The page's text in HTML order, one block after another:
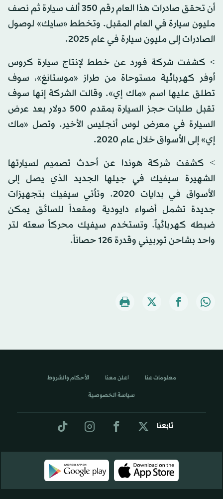
أن تحقق صادرات هذا العام رقم 350 ألف سيارة ثم نصف
مليون سيارة في العام المقبل. وتخطط «سايك» لوصول
الصادرات إلى مليون سيارة في عام 2025.
> كشفت شركة فورد عن خطط لإنتاج سيارة كروس
أوفر كهربائية مستوحاة من طراز «موستانغ»، سوف
تطلق عليها اسم «ماك إي». وقالت الشركة إنها سوف
تقبل طلبات حجز السيارة بمقدم 500 دولار بعد عرض
السيارة في معرض لوس أنجليس الأخير. وتصل «ماك
إي» إلى الأسواق خلال عام 2020.
> كشفت شركة هوندا عن أحدث تصميم لسيارتها
الشهيرة سيفيك في جيلها الجديد الذي يصل إلى
الأسواق في بدايات 2020. وتأتي سيفيك بتجهيزات
جديدة تشمل أضواء دايودية ومقعداً للسائق يمكن
ضبطه كهربائياً. وتستخدم سيفيك محركاً سعته لتر
واحد بشاحن توربيني وقدرة 126 حصاناً.
تابعنا
معلومات عنا اعلن معنا الأحكام والشروط
سياسة الخصوصية